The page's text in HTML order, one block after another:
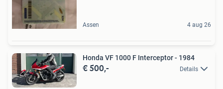
Assen 4 aug 26
Honda VF 1000 F Interceptor - 1984
€ 500,- Details